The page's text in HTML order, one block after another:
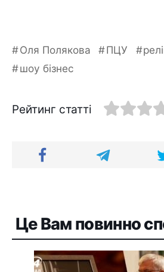
Оля Полякова ПЦУ
шоу бізнес
Рейтинг статті
Це Вам повинно